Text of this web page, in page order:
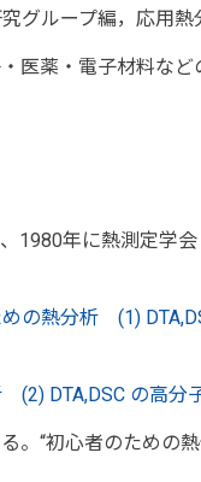
グループ編，応用
医薬・電子材料な
1980年に熱測定学
の熱分析 (1)
DTA,DSC の高分
。“初心者のための熱